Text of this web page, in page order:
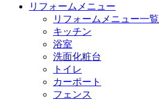
リフォームメニュー
リフォームメニュー一覧
キッチン
浴室
洗面化粧台
トイレ
カーポート
フェンス